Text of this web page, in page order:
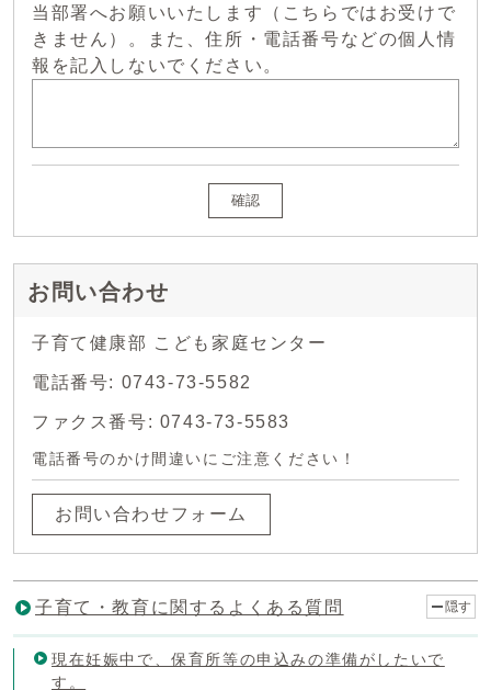
当部署へお願いいたします（こちらではお受けで
きません）。また、住所・電話番号などの個人情
報を記入しないでください。
確認
お問い合わせ
子育て健康部 こども家庭センター
電話番号: 0743-73-5582
ファクス番号: 0743-73-5583
電話番号のかけ間違いにご注意ください！
お問い合わせフォーム
子育て・教育に関するよくある質問 隠す
現在妊娠中で、保育所等の申込みの準備がしたいで
す。